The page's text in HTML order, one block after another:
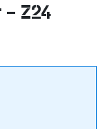
– Z24